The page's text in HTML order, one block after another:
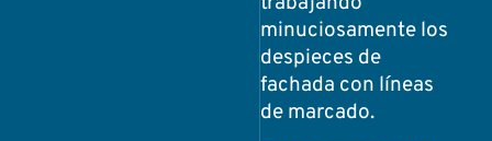
minuciosamente los
despieces de
fachada con líneas
de marcado.